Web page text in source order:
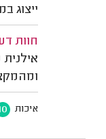
ייצוג
חוות
איכות